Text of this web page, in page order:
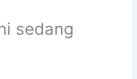
sedang